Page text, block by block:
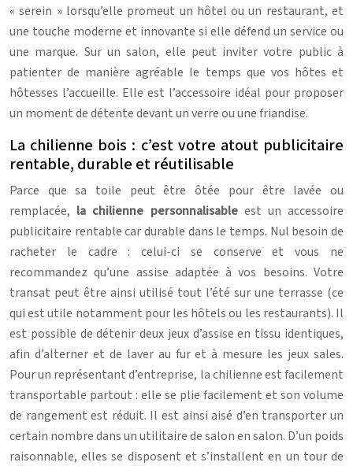
« serein » lorsqu’elle promeut un hôtel ou un restaurant, et
une touche moderne et innovante si elle défend un service ou
une marque. Sur un salon, elle peut inviter votre public à
patienter de manière agréable le temps que vos hôtes et
hôtesses l’accueille. Elle est l’accessoire idéal pour proposer
un moment de détente devant un verre ou une friandise.
La chilienne bois : c’est votre atout publicitaire
rentable, durable et réutilisable
Parce que sa toile peut être ôtée pour être lavée ou
remplacée, la chilienne personnalisableest un accessoire
publicitaire rentable car durable dans le temps. Nul besoin de
racheter le cadre : celui-ci se conserve et vous ne
recommandez qu’une assise adaptée à vos besoins. Votre
transat peut être ainsi utilisé tout l’été sur une terrasse (ce
qui est utile notamment pour les hôtels ou les restaurants). Il
est possible de détenir deux jeux d’assise en tissu identiques,
afin d’alterner et de laver au fur et à mesure les jeux sales.
Pour un représentant d’entreprise, la chilienne est facilement
transportable partout : elle se plie facilement et son volume
de rangement est réduit. Il est ainsi aisé d’en transporter un
certain nombre dans un utilitaire de salon en salon. D’un poids
raisonnable, elles se disposent et s’installent en un tour de